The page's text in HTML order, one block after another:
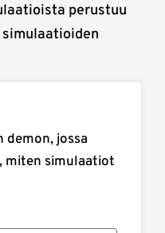
perustuu
jossa
miten simulaatiot